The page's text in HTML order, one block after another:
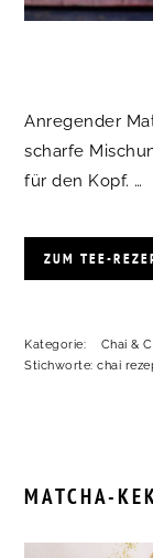
Anregender
scharfe
für den Kopf. …
ZUM TEE-
Kategorie: Chai &
Stichworte:chai
MATCHA-